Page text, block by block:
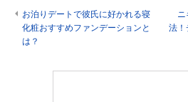
お泊りデートで彼氏に好かれる寝
化粧おすすめファンデーションと
は？
法！